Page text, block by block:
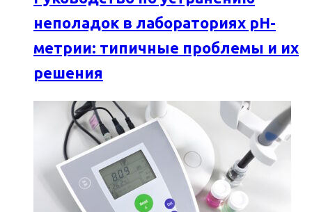
неполадок в лабораториях pH-
метрии: типичные проблемы и их
решения